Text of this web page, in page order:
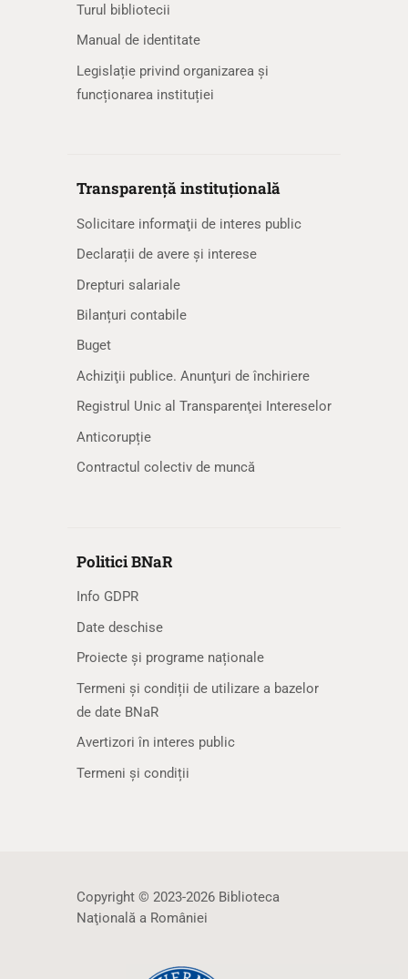
Turul bibliotecii
Manual de identitate
Legislație privind organizarea și
funcționarea instituției
Transparență instituțională
Solicitare informaţii de interes public
Declarații de avere și interese
Drepturi salariale
Bilanțuri contabile
Buget
Achiziţii publice. Anunţuri de închiriere
Registrul Unic al Transparenţei Intereselor
Anticorupție
Contractul colectiv de muncă
Politici BNaR
Info GDPR
Date deschise
Proiecte și programe naționale
Termeni și condiții de utilizare a bazelor
de date BNaR
Avertizori în interes public
Termeni și condiții
Copyright © 2023-2026 Biblioteca
Naţională a României